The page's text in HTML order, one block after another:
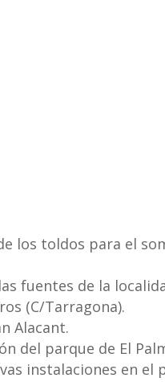
los toldos para el
fuentes de la
(C/Tarragona).
Alacant.
del parque de El
instalaciones en el